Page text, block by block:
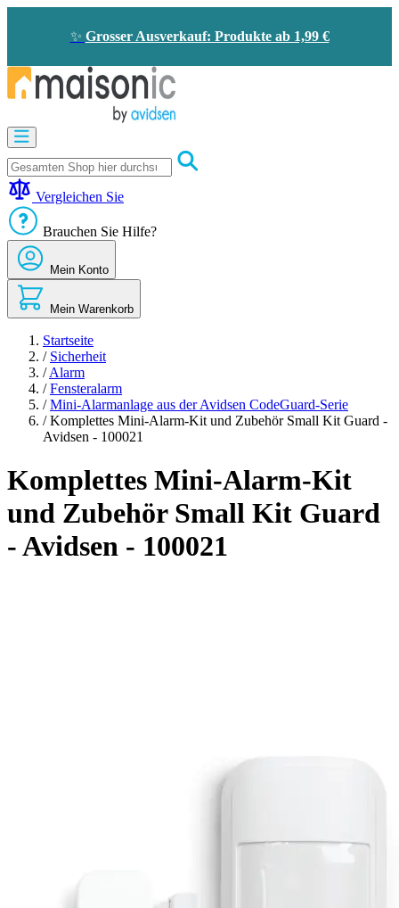
✨ Grosser Ausverkauf: Produkte ab 1,99 €
Bildtelefon
und
Türklingel
-
Energieeinsparung
Sicherheit
Komfort
im
Haus
Angebote
Vergleichen Sie
Brauchen Sie Hilfe?
Mein Konto
Mein Warenkorb
Startseite
/ Sicherheit
/ Alarm
/ Fensteralarm
/ Mini-Alarmanlage aus der Avidsen CodeGuard-Serie
/ Komplettes Mini-Alarm-Kit und Zubehör Small Kit Guard -
Avidsen - 100021
Komplettes Mini-Alarm-Kit
und Zubehör Small Kit Guard
- Avidsen - 100021